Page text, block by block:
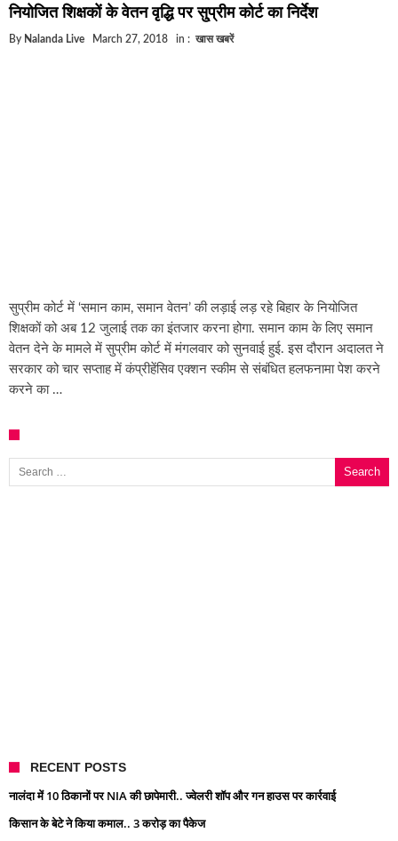
बिहार में एक और सिक्स लेन की मंजूरी.. जानिए किन-किन
नियोजित शिक्षकों के वेतन वृद्धि पर सु्प्रीम कोर्ट का निर्देश
By Nalanda Live March 27, 2018 in : खास खबरें
सुप्रीम कोर्ट में ‘समान काम, समान वेतन’ की लड़ाई लड़ रहे बिहार के नियोजित
शिक्षकों को अब 12 जुलाई तक का इंतजार करना होगा. समान काम के लिए समान
वेतन देने के मामले में सुप्रीम कोर्ट में मंगलवार को सुनवाई हुई. इस दौरान अदालत ने
सरकार को चार सप्ताह में कंप्रीहेंसिव एक्शन स्कीम से संबंधित हलफनामा पेश करने
करने का …
Search for:
RECENT POSTS
नालंदा में 10 ठिकानों पर NIA की छापेमारी.. ज्वेलरी शॉप और गन हाउस पर कार्रवाई
किसान के बेटे ने किया कमाल.. 3 करोड़ का पैकेज